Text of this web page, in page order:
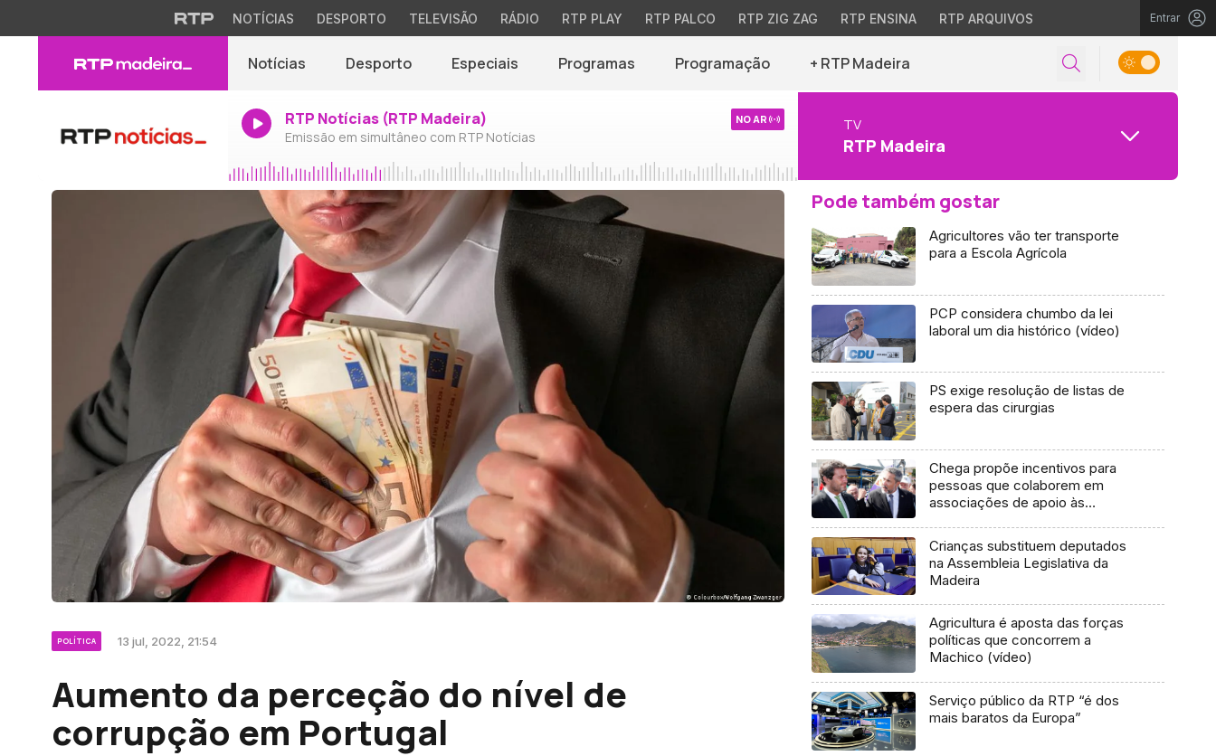
NOTÍCIAS DESPORTO TELEVISÃO RÁDIO RTP PLAY RTP PALCO RTP ZIG ZAG RTP ENSINA RTP ARQUIVOS Entrar
Notícias Desporto Especiais Programas Programação + RTP Madeira
RTP Notícias (RTP Madeira)
Emissão em simultâneo com RTP Notícias
NO AR TV
RTP Madeira
POLÍTICA 13 jul, 2022, 21:54
Aumento da perceção do nível de
corrupção em Portugal
Pode também gostar
Agricultores vão ter transporte
para a Escola Agrícola
PCP considera chumbo da lei
laboral um dia histórico (vídeo)
PS exige resolução de listas de
espera das cirurgias
Chega propõe incentivos para
pessoas que colaborem em
associações de apoio às
(áudio)
Crianças substituem deputados
na Assembleia Legislativa da
Madeira
Agricultura é aposta das forças
políticas que concorrem a
Machico (vídeo)
Serviço público da RTP “é dos
mais baratos da Europa”